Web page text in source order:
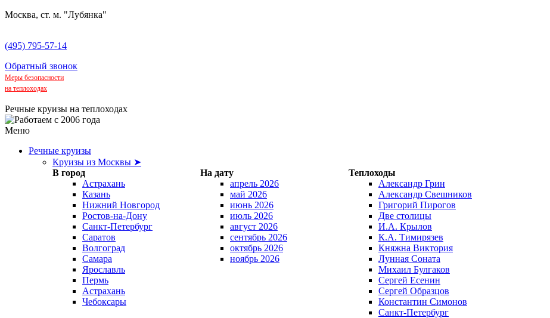
Москва, ст. м. "Лубянка"
(495) 795-57-14
Обратный звонок
Меры безопасности
на теплоходах
Речные круизы на теплоходах
Меню
Речные круизы
Круизы из Москвы ➤
В город
На дату
Теплоходы
Астрахань
Казань
Нижний Новгород
Ростов-на-Дону
Санкт-Петербург
Саратов
Волгоград
Самара
Ярославль
Пермь
Астрахань
Чебоксары
апрель 2026
май 2026
июнь 2026
июль 2026
август 2026
сентябрь 2026
октябрь 2026
ноябрь 2026
Александр Грин
Александр Свешников
Григорий Пирогов
Две столицы
И.А. Крылов
К.А. Тимирязев
Княжна Виктория
Лунная Соната
Михаил Булгаков
Сергей Есенин
Сергей Образцов
Константин Симонов
Санкт-Петербург